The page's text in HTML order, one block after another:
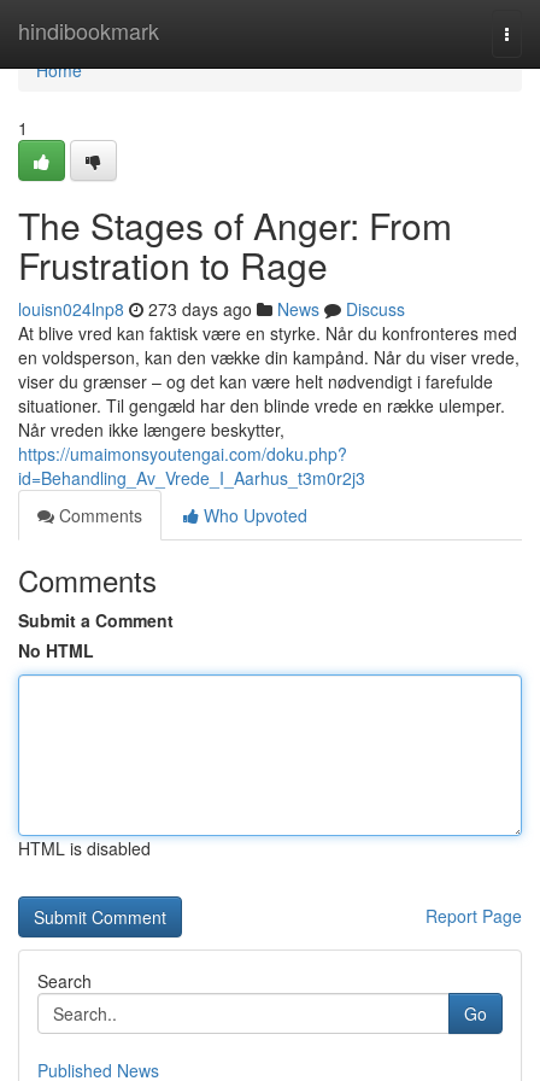
hindibookmark
Home
Home
1
The Stages of Anger: From
Frustration to Rage
louisn024lnp8 273 days ago News
Discuss
At blive vred kan faktisk være en styrke. Når du konfronteres med
en voldsperson, kan den vække din kampånd. Når du viser vrede,
viser du grænser – og det kan være helt nødvendigt i farefulde
situationer. Til gengæld har den blinde vrede en række ulemper.
Når vreden ikke længere beskytter,
https://umaimonsyoutengai.com/doku.php?
id=Behandling_Av_Vrede_I_Aarhus_t3m0r2j3
Comments
Who Upvoted
Comments
Submit a Comment
No HTML
HTML is disabled
Report Page
Search
Go
Published News